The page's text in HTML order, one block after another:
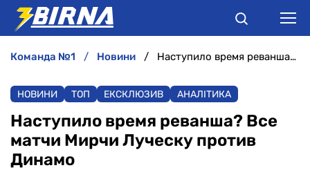
АНАЛІТИКА
ІНТЕРВ'Ю
команда №1 новини Наступило время реванша? Все матчи Мирчи Луческу против Динамо
НОВИНИ ТОП ЕКСКЛЮЗИВ АНАЛІТИКА
Наступило время реванша? Все
матчи Мирчи Луческу против
Динамо